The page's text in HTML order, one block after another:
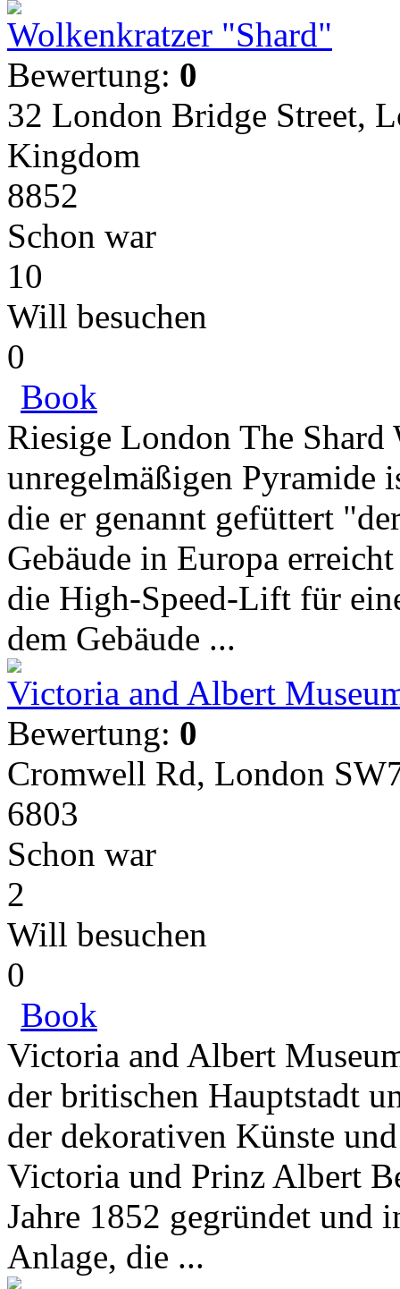
Wolkenkratzer "Shard"
Bewertung: 0
32 London Bridge Street,
Kingdom
8852
Schon war
10
Will besuchen
0
Book
Riesige London The
unregelmäßigen Pyramide
die er genannt gefüttert
Gebäude in Europa
die High-Speed-Lift für
dem Gebäude ...
Victoria and Albert
Bewertung: 0
Cromwell Rd, London
6803
Schon war
2
Will besuchen
0
Book
Victoria and Albert
der britischen Hauptstadt
der dekorativen Künste
Victoria und Prinz Albert
Jahre 1852 gegründet und
Anlage, die ...